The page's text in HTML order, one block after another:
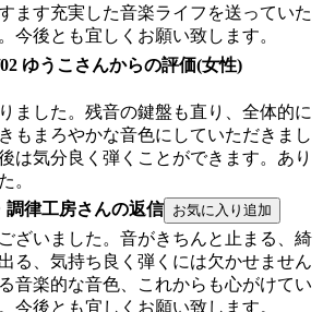
ます充実した音楽ライフを送っていた
今後とも宜しくお願い致します。
02 ゆうこさんからの評価(女性)
ました。残音の鍵盤も直り、全体的に
もまろやかな音色にしていただきまし
は気分良く弾くことができます。あり
。
調律工房さんの返信
ざいました。音がきちんと止まる、綺
る、気持ち良く弾くには欠かせません
音楽的な音色、これからも心がけてい
今後とも宜しくお願い致します。